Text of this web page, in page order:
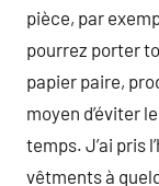
pièce, par
pourrez porter
papier paire,
moyen d’éviter
temps. J’ai pris
vêtments à